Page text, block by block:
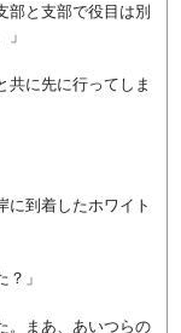
部と支部で役目は別
共に先に行ってしま
に到着したホワイト
」
。まあ、あいつらの